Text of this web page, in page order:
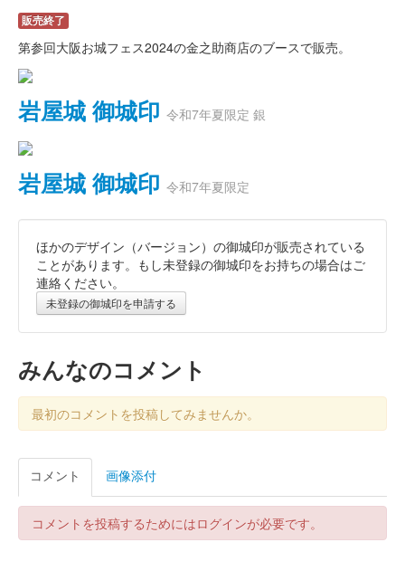
販売終了
第参回大阪お城フェス2024の金之助商店のブースで販売。
岩屋城 御城印 令和7年夏限定 銀
岩屋城 御城印 令和7年夏限定
ほかのデザイン（バージョン）の御城印が販売されている
ことがあります。もし未登録の御城印をお持ちの場合はご
連絡ください。
未登録の御城印を申請する
みんなのコメント
最初のコメントを投稿してみませんか。
コメント 画像添付
コメントを投稿するためにはログインが必要です。